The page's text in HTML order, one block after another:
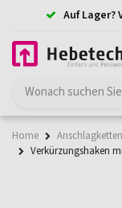
Auf Lager?
Home Anschlagketten
Verkürzungshaken